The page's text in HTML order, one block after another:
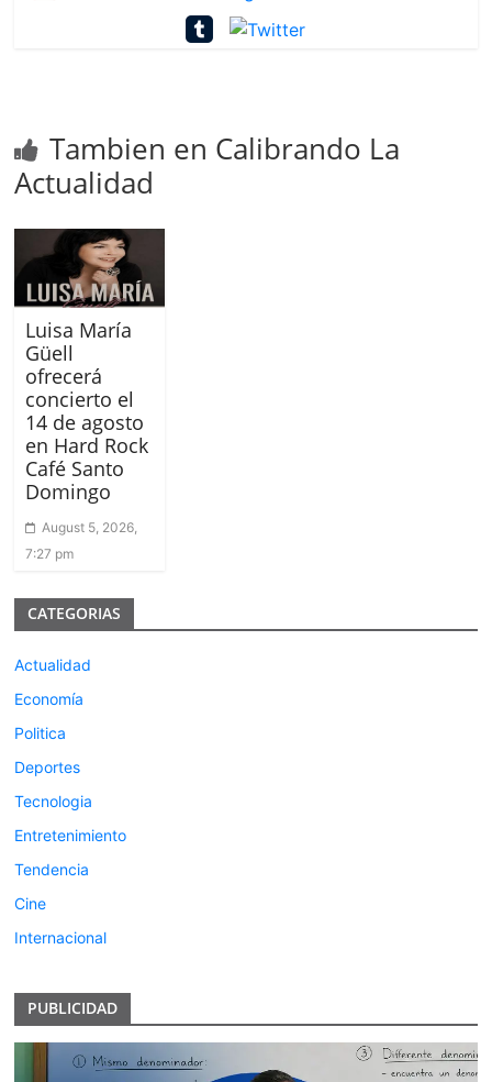
Tambien en Calibrando La
Actualidad
Luisa María
Güell
ofrecerá
concierto el
14 de agosto
en Hard Rock
Café Santo
Domingo
August 5, 2026,
7:27 pm
CATEGORIAS
Actualidad
Economía
Politica
Deportes
Tecnologia
Entretenimiento
Tendencia
Cine
Internacional
PUBLICIDAD